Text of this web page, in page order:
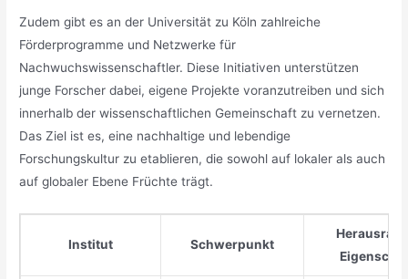
Zudem gibt es an der Universität zu Köln zahlreiche
Förderprogramme und Netzwerke für
Nachwuchswissenschaftler. Diese Initiativen unterstützen
junge Forscher dabei, eigene Projekte voranzutreiben und sich
innerhalb der wissenschaftlichen Gemeinschaft zu vernetzen.
Das Ziel ist es, eine nachhaltige und lebendige
Forschungskultur zu etablieren, die sowohl auf lokaler als auch
auf globaler Ebene Früchte trägt.
Institut Schwerpunkt